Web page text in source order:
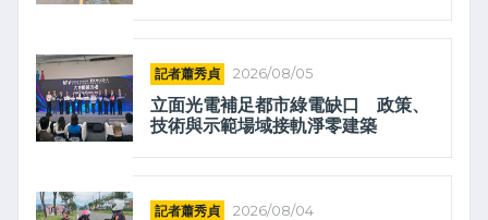
記者蕭秀貞 2026/08/05
立面光電補足都市綠電缺口 政策、
技術與示範場域接軌淨零建築
記者蕭秀貞 2026/08/04